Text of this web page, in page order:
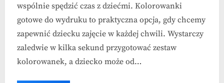
wspólnie spędzić czas z dziećmi. Kolorowanki
gotowe do wydruku to praktyczna opcja, gdy chcemy
zapewnić dziecku zajęcie w każdej chwili. Wystarczy
zaledwie w kilka sekund przygotować zestaw
kolorowanek, a dziecko może od…